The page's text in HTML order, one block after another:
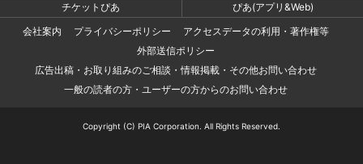
チケットぴあ
ぴあ(アプリ&Web)
会社案内
プライバシーポリシー
アクセスデータの利用・著作権等
外部送信ポリシー
広告出稿・お取り組みのご相談・情報掲載・その他お問い合わせ
一般の読者の方・ユーザーの方からのお問い合わせ
Copyright (C) PIA Corporation. All Rights Reserved.